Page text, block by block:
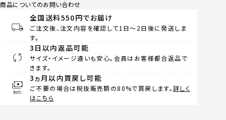
商品についてのお問い合わせ
全国送料550円でお届け
ご注文後、注文内容を確認して1日～2日後に発送しま
す。
3日以内返品可能
サイズ・イメージ違いも安心。会員はお客様都合返品で
きます。
3ヵ月以内買戻し可能
ご不要の場合は税抜販売額の80%で買戻します。詳しく
はこちら